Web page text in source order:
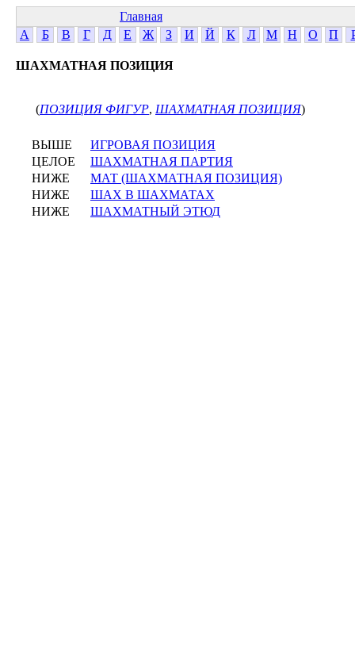
Главная
А
Б В Г Д Е Ж З И Й К Л М Н О П
ШАХМАТНАЯ ПОЗИЦИЯ
(ПОЗИЦИЯ ФИГУР, ШАХМАТНАЯ ПОЗИЦИЯ)
ВЫШЕ
ИГРОВАЯ ПОЗИЦИЯ
ЦЕЛОЕ
ШАХМАТНАЯ ПАРТИЯ
НИЖЕ
МАТ (ШАХМАТНАЯ ПОЗИЦИЯ)
НИЖЕ
ШАХ В ШАХМАТАХ
НИЖЕ
ШАХМАТНЫЙ ЭТЮД